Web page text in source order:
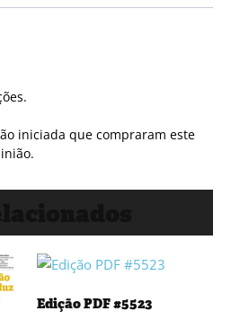
iniciada que compraram este
Edição PDF #5523